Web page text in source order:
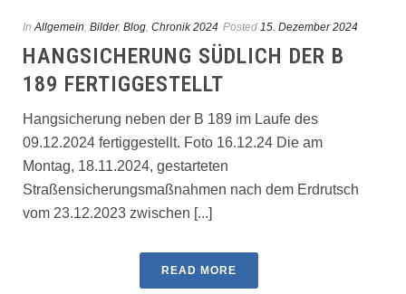
In Allgemein, Bilder, Blog, Chronik 2024 Posted 15. Dezember 2024
HANGSICHERUNG SÜDLICH DER B
189 FERTIGGESTELLT
Hangsicherung neben der B 189 im Laufe des
09.12.2024 fertiggestellt. Foto 16.12.24 Die am
Montag, 18.11.2024, gestarteten
Straßensicherungsmaßnahmen nach dem Erdrutsch
vom 23.12.2023 zwischen [...]
READ MORE